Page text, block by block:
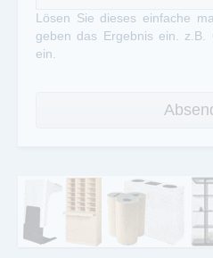
Lösen Sie dieses einfache
geben das Ergebnis ein.
ein.